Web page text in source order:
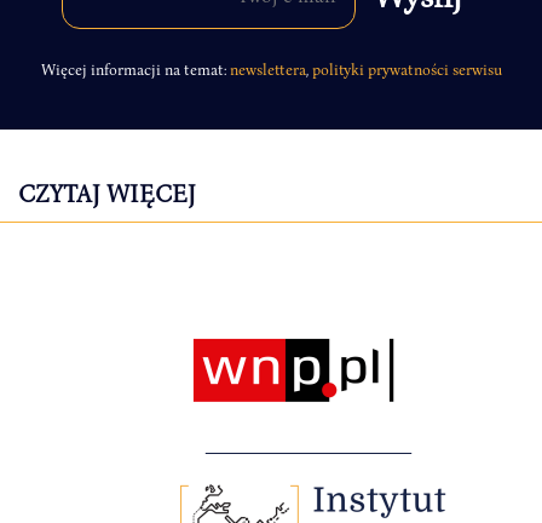
Więcej informacji na temat:newslettera polityki prywatności serwisu
CZYTAJ WIĘCEJ